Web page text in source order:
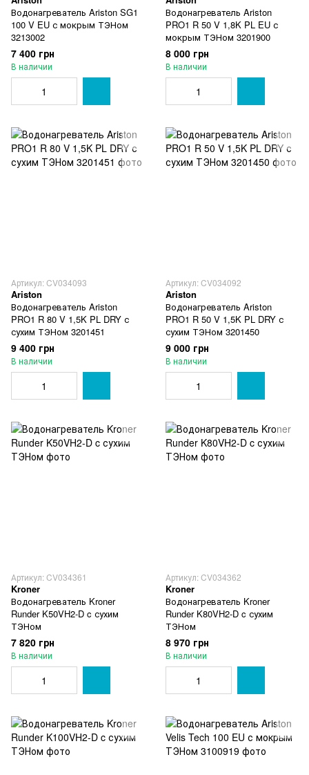
Водонагреватель Ariston SG1
100 V EU с мокрым ТЭНом
3213002
7 400 грн
В наличии
Водонагреватель Ariston
PRO1 R 50 V 1,8K PL EU с
мокрым ТЭНом 3201900
8 000 грн
В наличии
Артикул: CV034093
Ariston
Водонагреватель Ariston
PRO1 R 80 V 1,5K PL DRY с
сухим ТЭНом 3201451
9 400 грн
В наличии
Артикул: CV034092
Ariston
Водонагреватель Ariston
PRO1 R 50 V 1,5K PL DRY с
сухим ТЭНом 3201450
9 000 грн
В наличии
Артикул: CV034361
Kroner
Водонагреватель Kroner
Runder K50VH2-D c сухим
ТЭНом
7 820 грн
В наличии
Артикул: CV034362
Kroner
Водонагреватель Kroner
Runder K80VH2-D c сухим
ТЭНом
8 970 грн
В наличии